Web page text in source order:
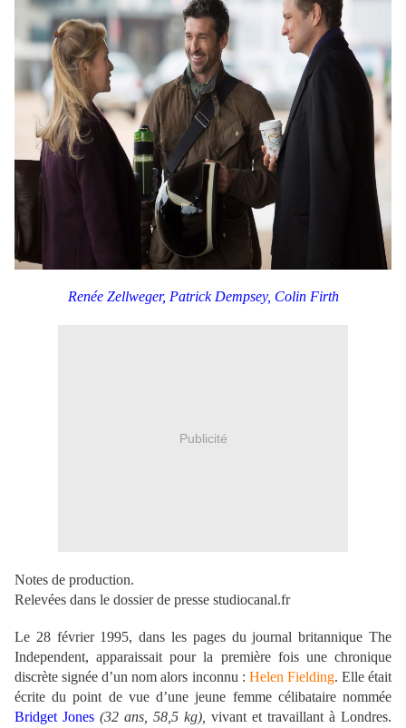
Renée Zellweger, Patrick Dempsey, Colin Firth
Publicité
Notes de production.
Relevées dans le dossier de presse studiocanal.fr
Le 28 février 1995, dans les pages du journal britannique The
Independent, apparaissait pour la première fois une chronique
discrète signée d’un nom alors inconnu : Helen Fielding. Elle était
écrite du point de vue d’une jeune femme célibataire nommée
Bridget Jones (32 ans, 58,5 kg), vivant et travaillant à Londres.